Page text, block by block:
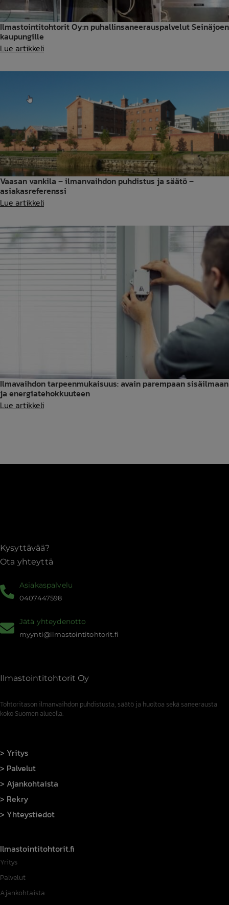
Ilmastointitohtorit Oy:n puhallinsaneerauspalvelut Seinäjoen
kaupungille
Lue artikkeliIlmastointitohtorit
puhallinsaneerauspalvelut
kaupungille
Vaasan vankila – ilmanvaihdon puhdistus ja säätö –
asiakasreferenssi
Lue artikkeliVaasan
–
ilmanvaihdon
puhdistus
Ilmavaihdon tarpeenmukaisuus: avain parempaan sisäilmaan
ja energiatehokkuuteen
Lue artikkeliIlmavaihdon
Kysyttävää?
Ota yhteyttä
Asiakaspalvelu
0407447598
Jätä yhteydenotto
myynti@ilmastointitohtorit.fi
Ilmastointitohtorit Oy
Tohtoritason ilmanvaihdon puhdistusta, säätö ja huoltoa sekä saneerausta
koko Suomen alueella.
Yritys
Palvelut
Ajankohtaista
Rekry
Yhteystiedot
Ilmastointitohtorit.fi
Yritys
Palvelut
Ajankohtaista